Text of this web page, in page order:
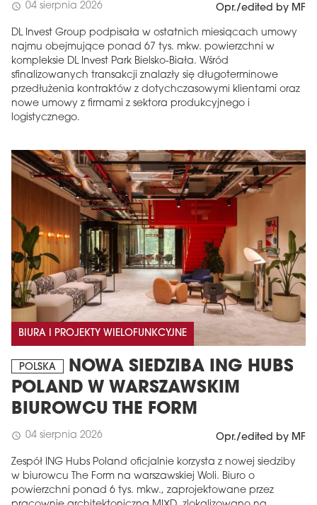
schedule 04 sierpnia 2026 Opr./edited by MF
DL Invest Group podpisała w ostatnich miesiącach umowy
najmu obejmujące ponad 67 tys. mkw. powierzchni w
kompleksie DL Invest Park Bielsko-Biała. Wśród
sfinalizowanych transakcji znalazły się długoterminowe
przedłużenia kontraktów z dotychczasowymi klientami oraz
nowe umowy z firmami z sektora produkcyjnego i
logistycznego.
BIURA I PROJEKTY WIELOFUNKCYJNE
POLSKA
NOWA SIEDZIBA ING HUBS
POLAND W WARSZAWSKIM
BIUROWCU THE FORM
schedule 04 sierpnia 2026 Opr./edited by MF
Zespół ING Hubs Poland oficjalnie korzysta z nowej siedziby
w biurowcu The Form na warszawskiej Woli. Biuro o
powierzchni ponad 6 tys. mkw., zaprojektowane przez